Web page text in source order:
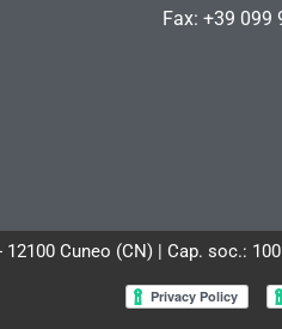
Fax: +39 099
Cuneo (CN) | Cap. soc.: